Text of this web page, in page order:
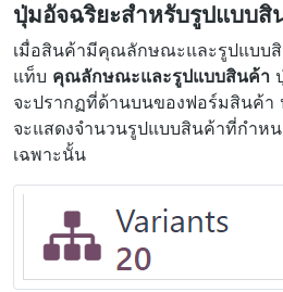
ปุ่มอัจฉริยะสำหรับรูปแบบสิ
เมื่อสินค้ามีคุณลักษณะและรูปแบบ
แท็บ คุณลักษณะและรูปแบบสินค้า
จะปรากฏที่ด้านบนของฟอร์มสินค้า
จะแสดงจำนวนรูปแบบสินค้าที่กำห
เฉพาะนั้น